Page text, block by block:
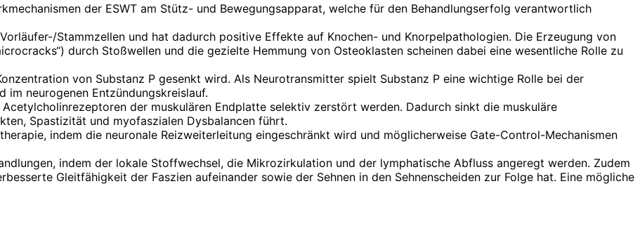
der ESWT am Stütz- und Bewegungsapparat, welche für den Behandlungserfolg verantwortlich
Stammzellen und hat dadurch positive Effekte auf Knochen- und Knorpelpathologien. Die Erzeugung von
durch Stoßwellen und die gezielte Hemmung von Osteoklasten scheinen dabei eine wesentliche Rolle zu
von Substanz P gesenkt wird. Als Neurotransmitter spielt Substanz P eine wichtige Rolle bei der
im neurogenen Entzündungskreislauf.
der muskulären Endplatte selektiv zerstört werden. Dadurch sinkt die muskuläre
Spastizität und myofaszialen Dysbalancen führt.
indem die neuronale Reizweiterleitung eingeschränkt wird und möglicherweise Gate-Control-Mechanismen
indem der lokale Stoffwechsel, die Mikrozirkulation und der lymphatische Abfluss angeregt werden. Zudem
Gleitfähigkeit der Faszien aufeinander sowie der Sehnen in den Sehnenscheiden zur Folge hat. Eine mögliche